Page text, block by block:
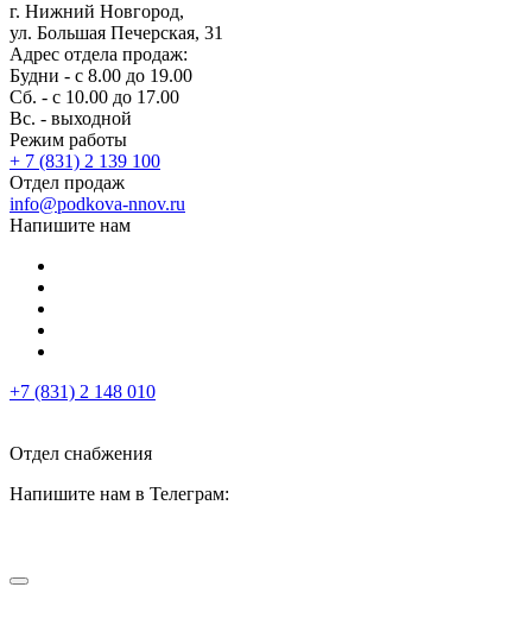
г. Нижний Новгород,
ул. Большая Печерская, 31
Адрес отдела продаж:
Будни - с 8.00 до 19.00
Сб. - с 10.00 до 17.00
Вс. - выходной
Режим работы
+ 7 (831) 2 139 100
Отдел продаж
info@podkova-nnov.ru
Напишите нам
+7 (831) 2 148 010
Отдел снабжения
Напишите нам в Телеграм: